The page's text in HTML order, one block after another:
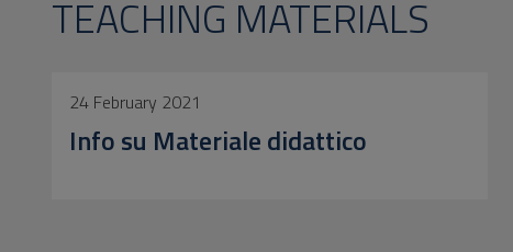
TEACHING MATERIALS
24 February 2021
Info su Materiale didattico